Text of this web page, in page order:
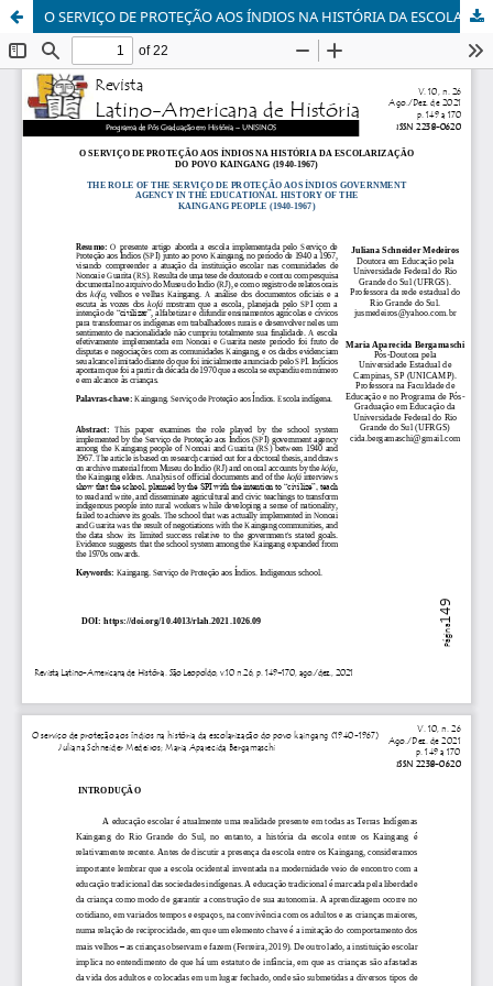
O SERVIÇO DE PROTEÇÃO AOS ÍNDIOS NA HISTÓRIA DA ESCOLARIZAÇÃO DO POVO KAINGANG (1940-1967)